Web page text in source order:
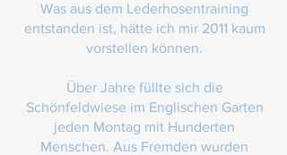
Was aus dem Lederhosentraining
entstanden ist, hätte ich mir 2011 kaum
vorstellen können.
Über Jahre füllte sich die
Schönfeldwiese im Englischen Garten
jeden Montag mit Hunderten
Menschen. Aus Fremden wurden